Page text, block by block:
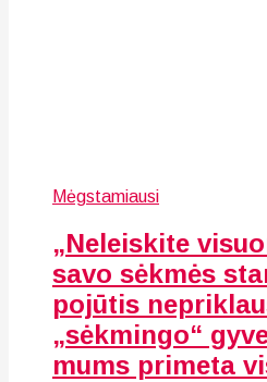
Mėgstamiausi
„Neleiskite
savo sėkmės
pojūtis
„sėkmingo“
mums primeta